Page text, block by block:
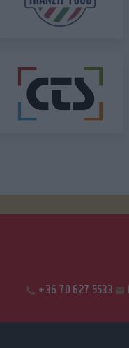
+36 70 627 5533